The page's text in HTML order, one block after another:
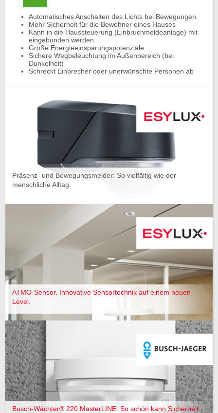
Automatisches Anschalten des Lichts bei Bewegungen
Mehr Sicherheit für die Bewohner eines Hauses
Kann in die Haussteuerung (Einbruchmeldeanlage) mit
eingebunden werden
Große Energieeinsparungspotenziale
Sichere Wegbeleuchtung im Außenbereich (bei
Dunkelheit)
Schreckt Einbrecher oder unerwünschte Personen ab
Präsenz- und Bewegungsmelder: So vielfältig wie der
menschliche Alltag.
ATMO-Sensor. Innovative Sensortechnik auf einem neuen
Level.
Busch-Wächter® 220 MasterLINE: So schön kann Sicherheit